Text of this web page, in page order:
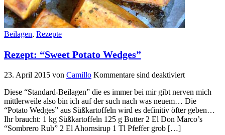
Beilagen, Rezepte
Rezept: “Sweet Potato Wedges”
23. April 2015 von Camillo Kommentare sind deaktiviert
Diese “Standard-Beilagen” die es immer bei mir gibt nerven mich
mittlerweile also bin ich auf der such nach was neuem… Die
“Potato Wedges” aus Süßkartoffeln wird es definitiv öfter geben…
Ihr braucht: 1 kg Süßkartoffeln 125 g Butter 2 El Don Marco’s
“Sombrero Rub” 2 El Ahornsirup 1 Tl Pfeffer grob […]